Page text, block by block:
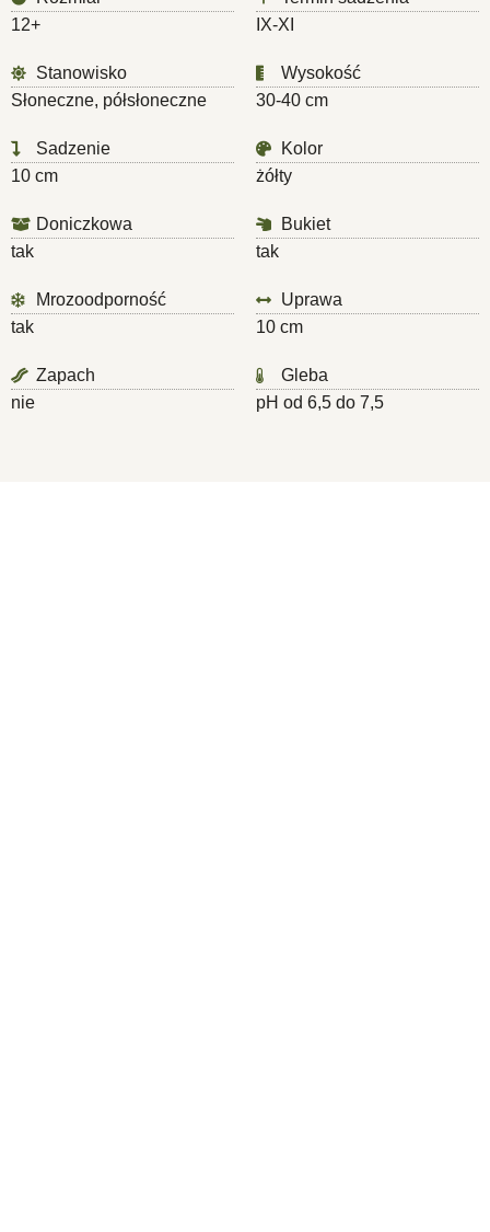
12+
IX-XI
Stanowisko
Słoneczne, półsłoneczne
Wysokość
30-40 cm
Sadzenie
10 cm
Kolor
żółty
Doniczkowa
tak
Bukiet
tak
Mrozoodporność
tak
Uprawa
10 cm
Zapach
nie
Gleba
pH od 6,5 do 7,5